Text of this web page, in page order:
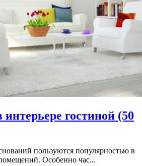
гостиной (50
пользуются популярностью в
Особенно час...